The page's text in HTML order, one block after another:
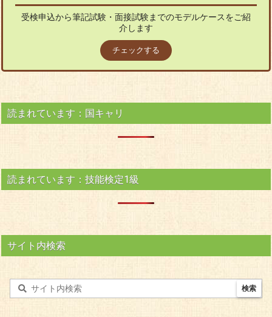
受検申込から筆記試験・面接試験までのモデルケースをご紹
介します
チェックする
読まれています：国キャリ
読まれています：技能検定1級
サイト内検索